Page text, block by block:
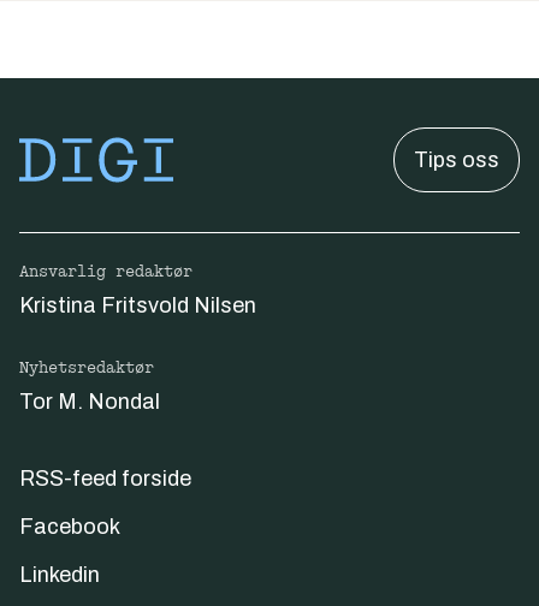
Tips oss
Ansvarlig redaktør
Kristina Fritsvold Nilsen
Nyhetsredaktør
Tor M. Nondal
RSS-feed forside
Facebook
Linkedin